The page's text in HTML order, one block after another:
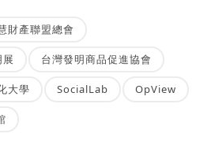
財產聯盟總會
台灣發明商品促進協會
大學 SocialLab OpView